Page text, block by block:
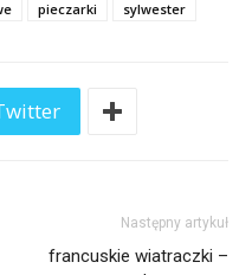
pieczarki sylwester
Następny artykuł
francuskie wiatraczki –